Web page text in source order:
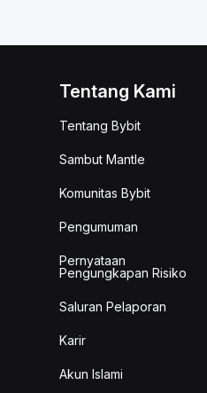
Tentang Kami
Tentang Bybit
Sambut Mantle
Komunitas Bybit
Pengumuman
Pernyataan
Pengungkapan Risiko
Saluran Pelaporan
Karir
Akun Islami